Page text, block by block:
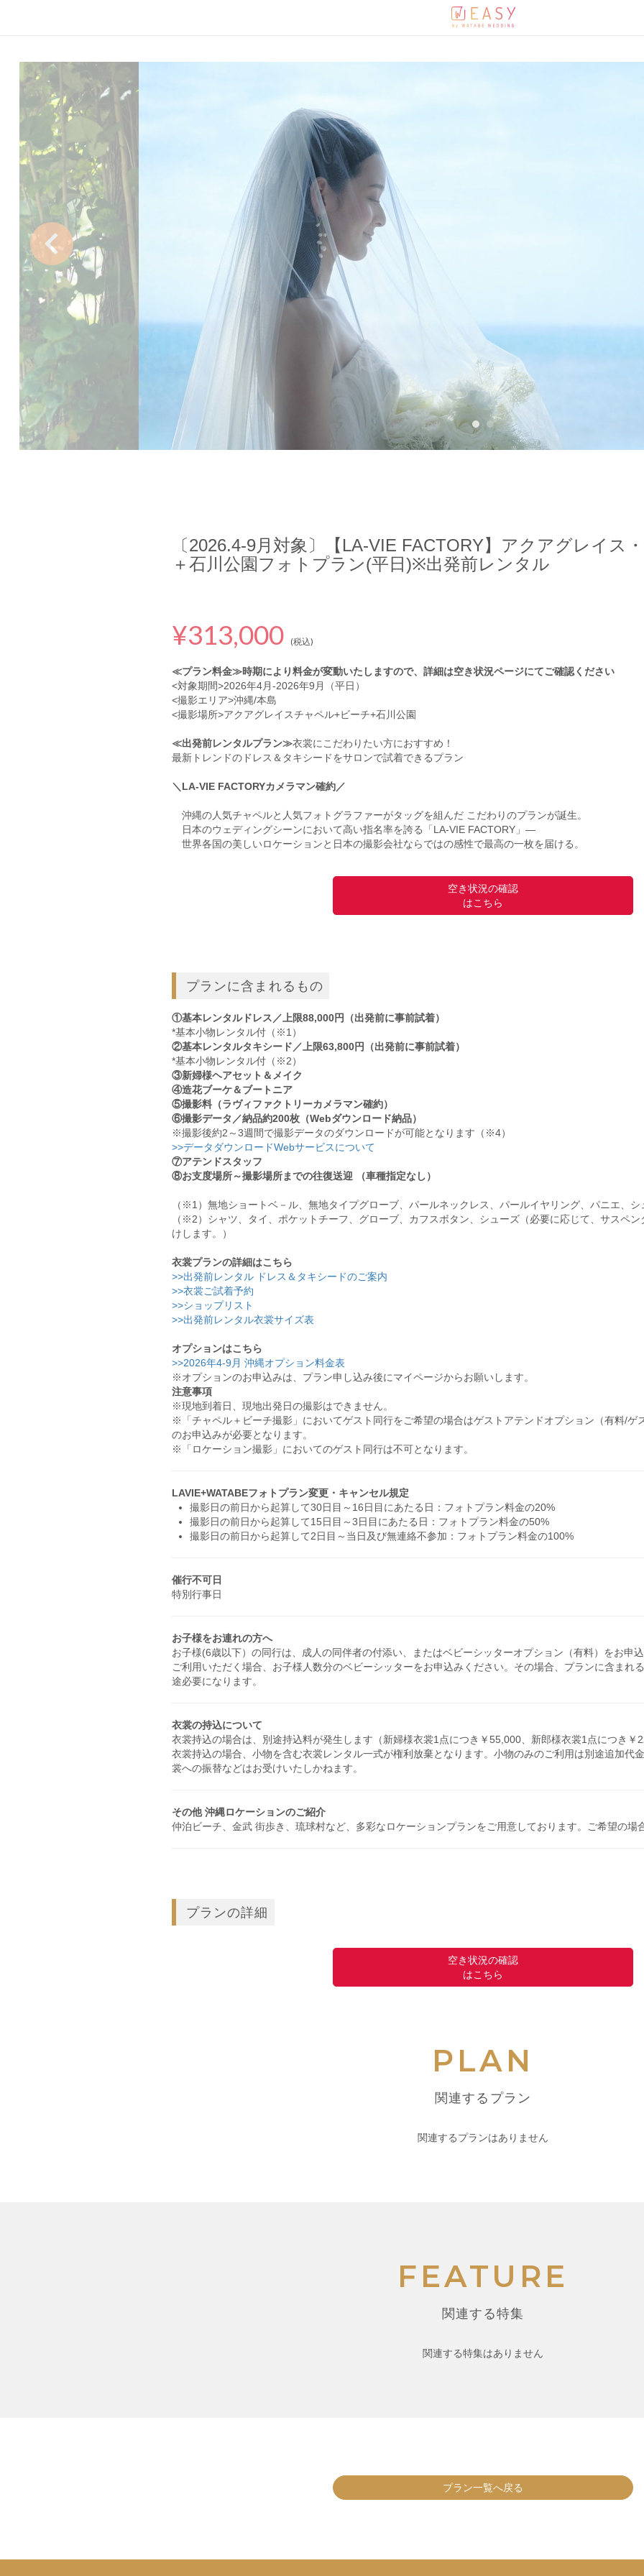
1 2
〔2026.4-9月対象〕【LA-VIE FACTORY】アクアグレイス
＋石川公園フォトプラン(平日)※出発前レンタル
¥313,000 (税込)
≪プラン料金≫時期により料金が変動いたしますので、詳細は空き状況ページにてご確認ください
<対象期間>2026年4月-2026年9月（平日）
<撮影エリア>沖縄/本島
<撮影場所>アクアグレイスチャペル+ビーチ+石川公園
≪出発前レンタルプラン≫衣裳にこだわりたい方におすすめ！
最新トレンドのドレス＆タキシードをサロンで試着できるプラン
＼LA-VIE FACTORYカメラマン確約／
沖縄の人気チャペルと人気フォトグラファーがタッグを組んだ こだわりのプランが誕生。
日本のウェディングシーンにおいて高い指名率を誇る「LA-VIE FACTORY」―
世界各国の美しいロケーションと日本の撮影会社ならではの感性で最高の一枚を届ける。
空き状況の確認
はこちら
プランに含まれるもの
①基本レンタルドレス／上限88,000円（出発前に事前試着）
*基本小物レンタル付（※1）
②基本レンタルタキシード／上限63,800円（出発前に事前試着）
*基本小物レンタル付（※2）
③新婦様ヘアセット＆メイク
④造花ブーケ＆ブートニア
⑤撮影料（ラヴィファクトリーカメラマン確約）
⑥撮影データ／納品約200枚（Webダウンロード納品）
※撮影後約2～3週間で撮影データのダウンロードが可能となります（※4）
>>データダウンロードWebサービスについて
⑦アテンドスタッフ
⑧お支度場所～撮影場所までの往復送迎 （車種指定なし）
（※1）無地ショートベ－ル、無地タイプグローブ、パールネックレス、パールイヤリング、パニエ、シ
（※2）シャツ、タイ、ポケットチーフ、グローブ、カフスボタン、シューズ（必要に応じて、サスペ
けします。）
衣裳プランの詳細はこちら
>>出発前レンタル ドレス＆タキシードのご案内
>>衣裳ご試着予約
>>ショップリスト
>>出発前レンタル衣裳サイズ表
オプションはこちら
>>2026年4-9月 沖縄オプション料金表
※オプションのお申込みは、プラン申し込み後にマイページからお願いします。
注意事項
※現地到着日、現地出発日の撮影はできません。
※「チャペル＋ビーチ撮影」においてゲスト同行をご希望の場合はゲストアテンドオプション（有料/ゲ
のお申込みが必要となります。
※「ロケーション撮影」においてのゲスト同行は不可となります。
LAVIE+WATABEフォトプラン変更・キャンセル規定
撮影日の前日から起算して30日目～16日目にあたる日：フォトプラン料金の20%
撮影日の前日から起算して15日目～3日目にあたる日：フォトプラン料金の50%
撮影日の前日から起算して2日目～当日及び無連絡不参加：フォトプラン料金の100%
催行不可日
特別行事日
お子様をお連れの方へ
お子様(6歳以下）の同行は、成人の同伴者の付添い、またはベビーシッターオプション（有料）をお申
ご利用いただく場合、お子様人数分のベビーシッターをお申込みください。その場合、プランに含まれ
途必要になります。
衣裳の持込について
衣裳持込の場合は、別途持込料が発生します（新婦様衣裳1点につき￥55,000、新郎様衣裳1点につき￥
衣裳持込の場合、小物を含む衣裳レンタル一式が権利放棄となります。小物のみのご利用は別途追加代
裳への振替などはお受けいたしかねます。
その他 沖縄ロケーションのご紹介
仲泊ビーチ、金武 街歩き、琉球村など、多彩なロケーションプランをご用意しております。ご希望の場
プランの詳細
空き状況の確認
はこちら
PLAN
関連するプラン
関連するプランはありません
FEATURE
関連する特集
関連する特集はありません
プラン一覧へ戻る